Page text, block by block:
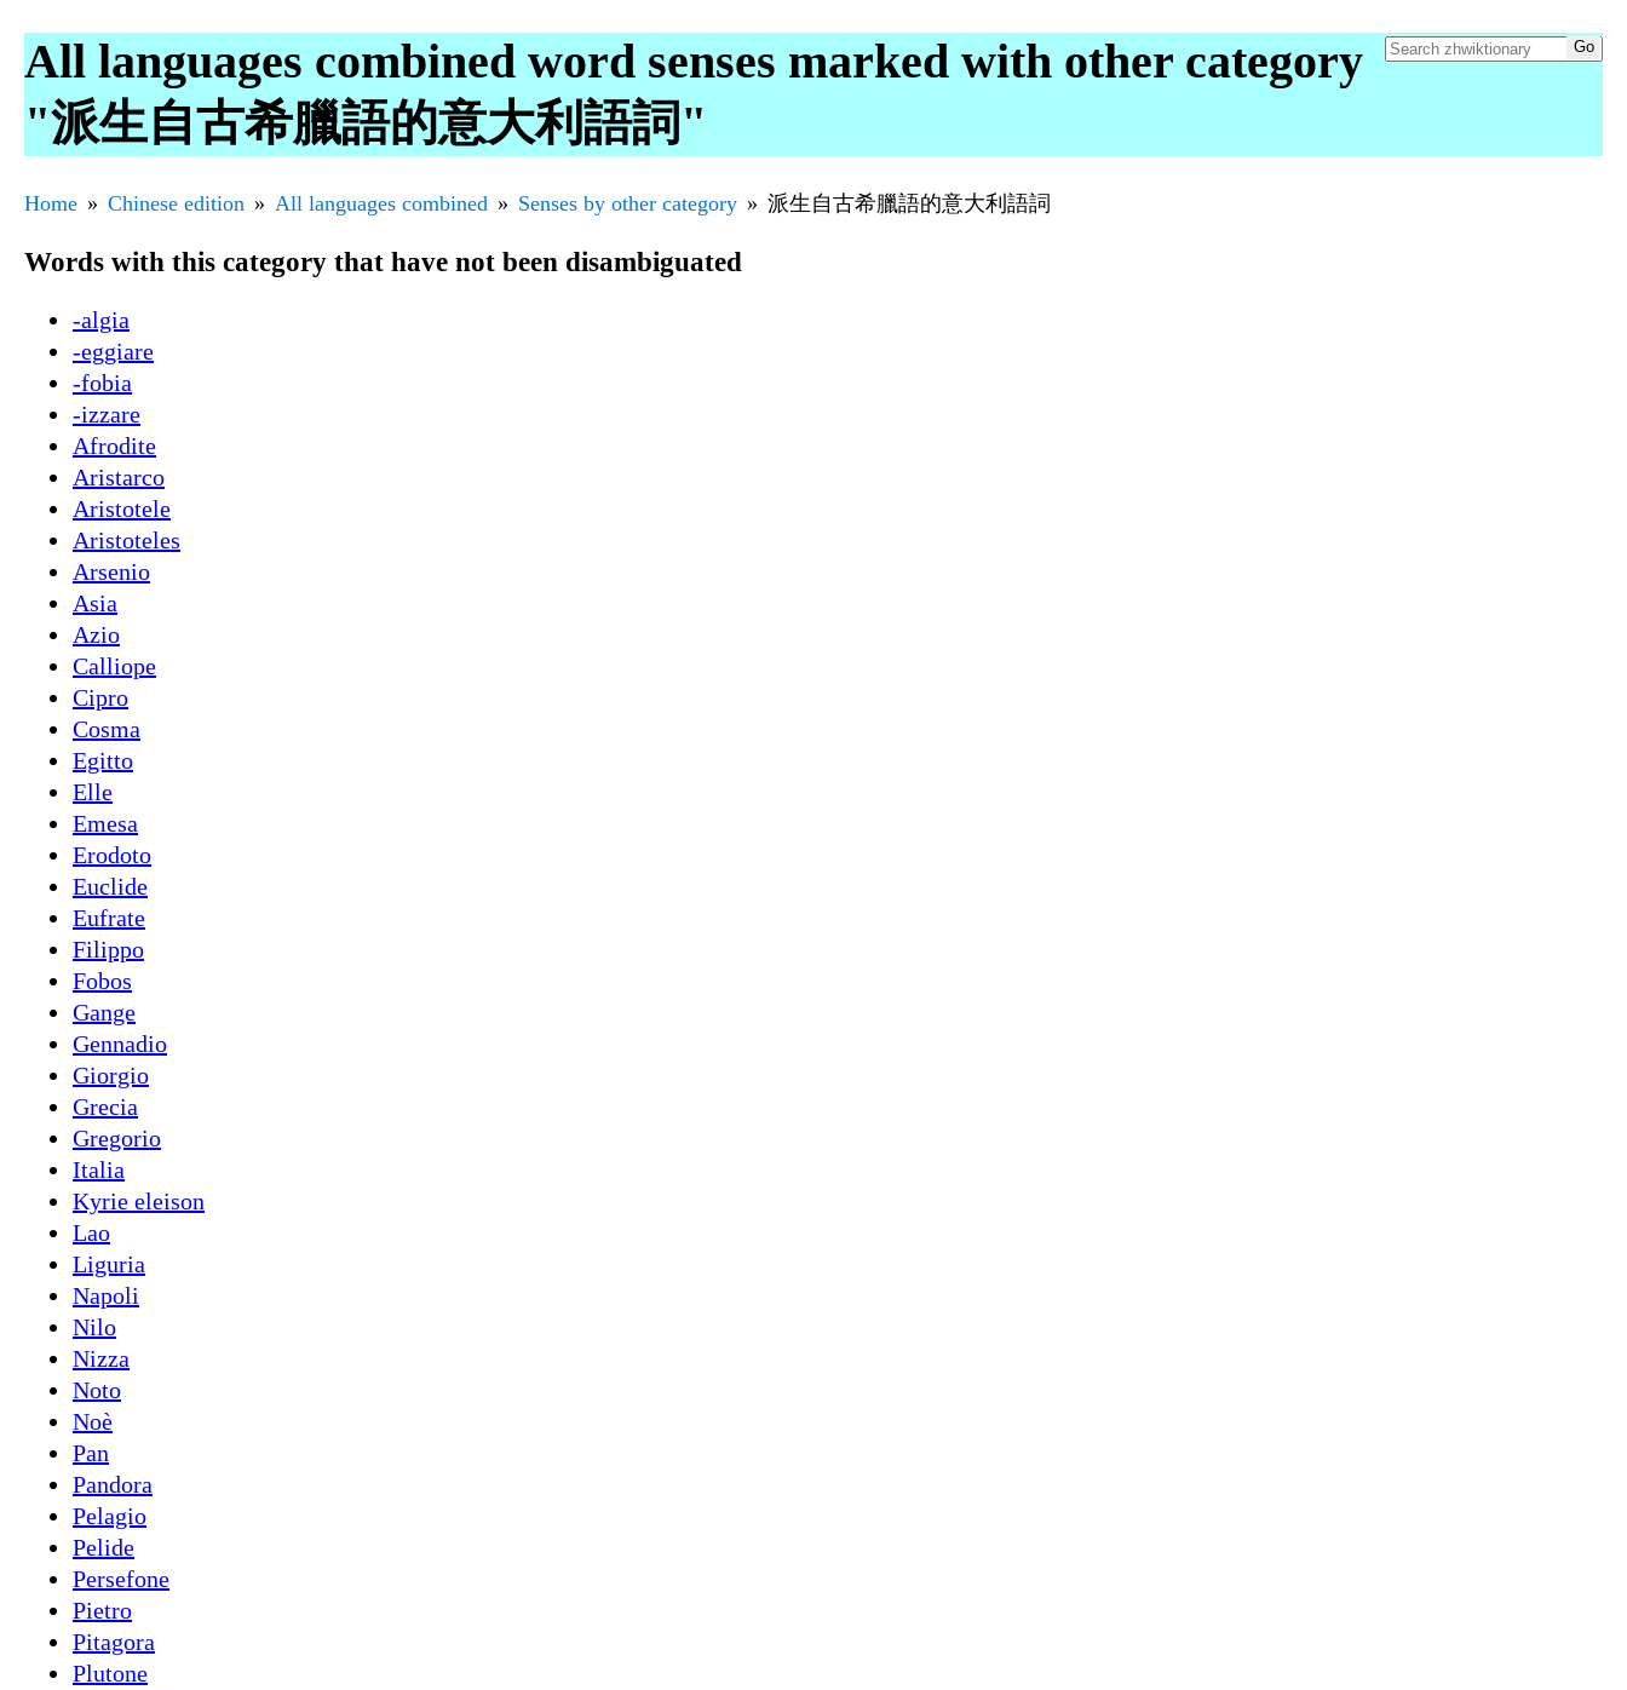
All languages combined word senses marked with other category
"派生自古希臘語的意大利語詞"
Home Chinese edition All languages combined Senses by other category 派生自古希臘語的意大利語詞
Words with this category that have not been disambiguated
-algia
-eggiare
-fobia
-izzare
Afrodite
Aristarco
Aristotele
Aristoteles
Arsenio
Asia
Azio
Calliope
Cipro
Cosma
Egitto
Elle
Emesa
Erodoto
Euclide
Eufrate
Filippo
Fobos
Gange
Gennadio
Giorgio
Grecia
Gregorio
Italia
Kyrie eleison
Lao
Liguria
Napoli
Nilo
Nizza
Noto
Noè
Pan
Pandora
Pelagio
Pelide
Persefone
Pietro
Pitagora
Plutone